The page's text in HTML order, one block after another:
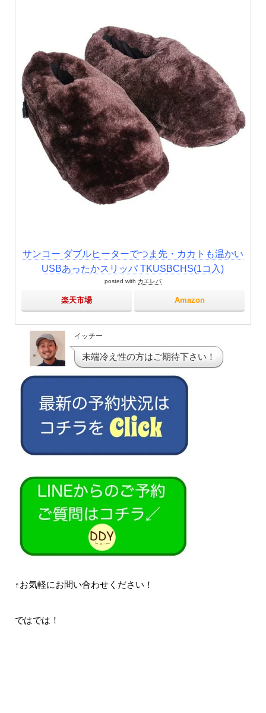
サンコー ダブルヒーターでつま先・カカトも温かい
USBあったかスリッパ TKUSBCHS(1コ入)
posted with カエレバ
楽天市場 Amazon
イッチー
末端冷え性の方はご期待下さい！
↑お気軽にお問い合わせください！
ではでは！